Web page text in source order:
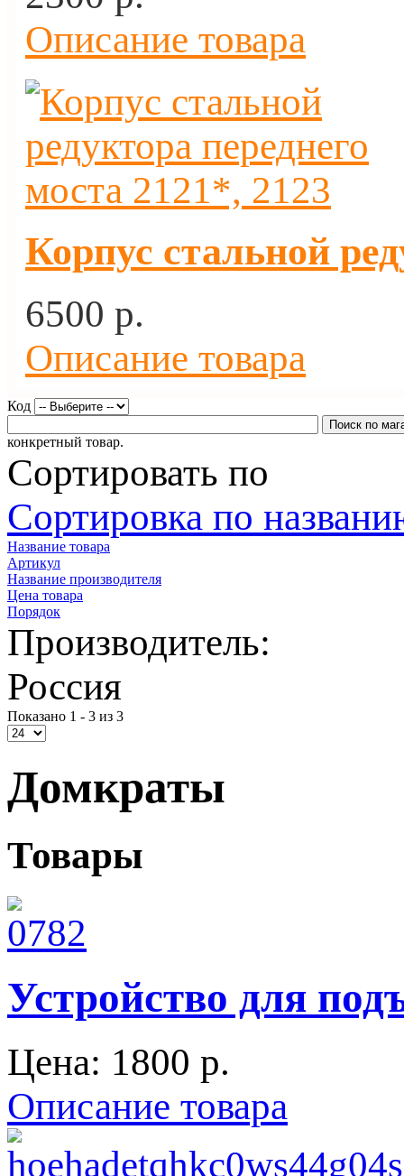
Описание товара
Корпус стальной
6500 p.
Описание товара
Код
конкретный товар.
Сортировать по
Сортировка по
Название товара
Артикул
Название производителя
Цена товара
Порядок
Производитель:
Россия
Показано 1 - 3 из 3
Домкраты
Товары
Устройство для
Цена: 1800 p.
Описание товара